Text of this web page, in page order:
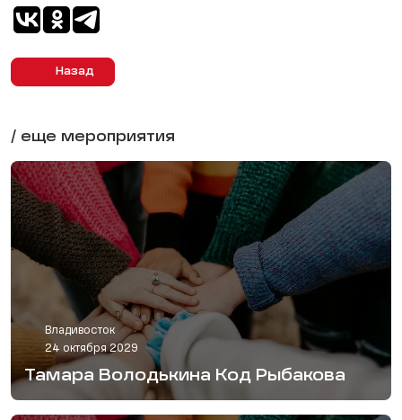
Назад
/ еще мероприятия
Владивосток
24 октября 2029
Тамара Володькина Код Рыбакова